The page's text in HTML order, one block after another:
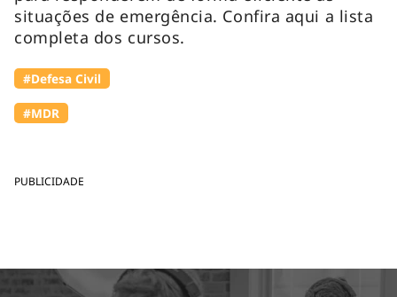
PUBLICIDADE
situações de emergência. Confira aqui a lista
completa dos cursos.
#Defesa Civil
#MDR